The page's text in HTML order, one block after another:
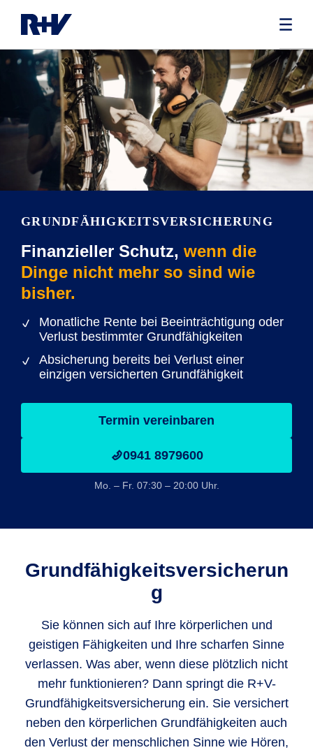
GRUNDFÄHIGKEITSVERSICHERUNG
Finanzieller Schutz, wenn die
Dinge nicht mehr so sind wie
bisher.
Monatliche Rente bei Beeinträchtigung oder
Verlust bestimmter Grundfähigkeiten
Absicherung bereits bei Verlust einer
einzigen versicherten Grundfähigkeit
Termin vereinbaren
0941 8979600
Mo. – Fr. 07:30 – 20:00 Uhr.
Grundfähigkeitsversicherun
g
Sie können sich auf Ihre körperlichen und
geistigen Fähigkeiten und Ihre scharfen Sinne
verlassen. Was aber, wenn diese plötzlich nicht
mehr funktionieren? Dann springt die R+V-
Grundfähigkeitsversicherung ein. Sie versichert
neben den körperlichen Grundfähigkeiten auch
den Verlust der menschlichen Sinne wie Hören,